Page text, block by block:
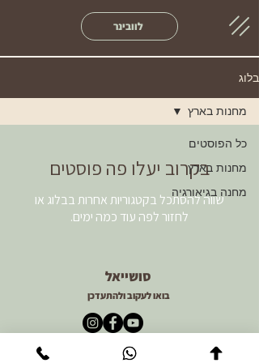
לוובינר
בלוג
כל הפוסטים
מחנות בארץ
מחנה בגיאורגיה
מחנות בארץ
בקרוב יעלו פה פוסטים
שווה להסתכל בקטגוריות אחרות בבלוג או
לחזור לפה עוד כמה ימים.
סושייאל
בואו לעקוב ולהתעדכן